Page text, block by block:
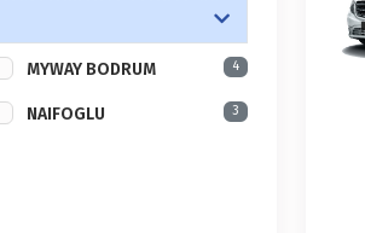
MYWAY BODRUM 4
NAIFOGLU 3